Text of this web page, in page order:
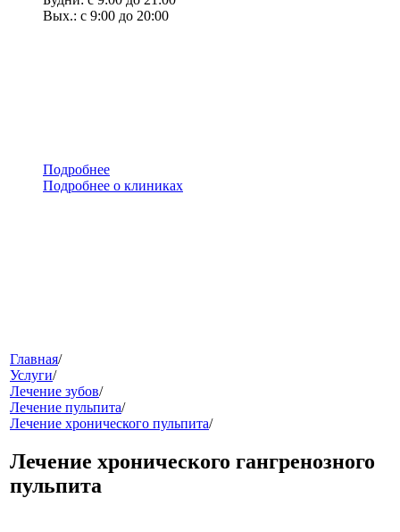
Вых.: с 9:00 до 20:00
Подробнее
Подробнее о клиниках
меню
Главная/
Услуги/
Лечение зубов/
Лечение пульпита/
Лечение хронического пульпита/
Лечение хронического гангренозного
пульпита